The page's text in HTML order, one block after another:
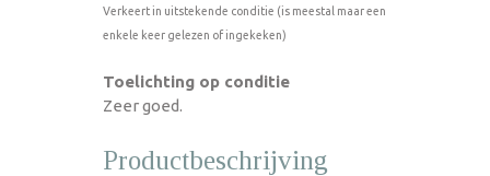
Verkeert in uitstekende conditie (is meestal maar een
enkele keer gelezen of ingekeken)
Toelichting op conditie
Zeer goed.
Productbeschrijving